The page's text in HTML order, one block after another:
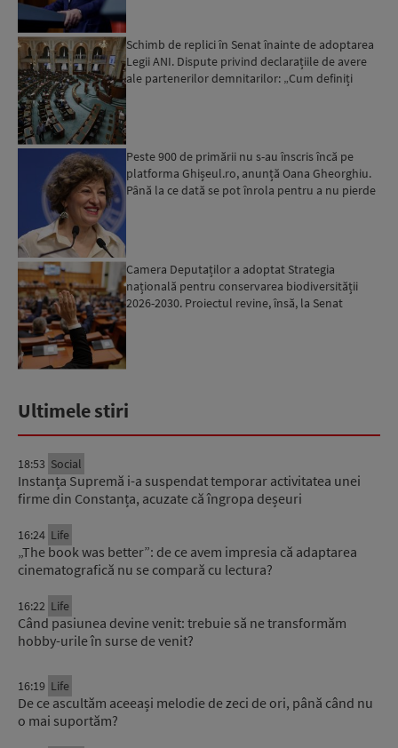
Schimb de replici în Senat înainte de adoptarea
Legii ANI. Dispute privind declarațiile de avere
ale partenerilor demnitarilor: „Cum definiți
Peste 900 de primării nu s-au înscris încă pe
platforma Ghișeul.ro, anunță Oana Gheorghiu.
Până la ce dată se pot înrola pentru a nu pierde
Camera Deputaților a adoptat Strategia
națională pentru conservarea biodiversității
2026-2030. Proiectul revine, însă, la Senat
Ultimele stiri
18:53 Social
Instanța Supremă i-a suspendat temporar activitatea unei
firme din Constanța, acuzate că îngropa deșeuri
16:24 Life
„The book was better”: de ce avem impresia că adaptarea
cinematografică nu se compară cu lectura?
16:22 Life
Când pasiunea devine venit: trebuie să ne transformăm
hobby-urile în surse de venit?
16:19 Life
De ce ascultăm aceeași melodie de zeci de ori, până când nu
o mai suportăm?